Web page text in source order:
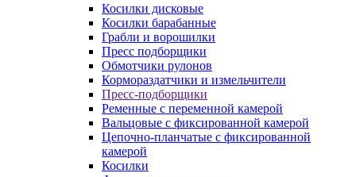
Косилки дисковые
Косилки барабанные
Грабли и ворошилки
Пресс подборщики
Обмотчики рулонов
Кормораздатчики и измельчители
Пресс-подборщики
Ременные с переменной камерой
Вальцовые с фиксированной камерой
Цепочно-планчатые с фиксированной
камерой
Косилки